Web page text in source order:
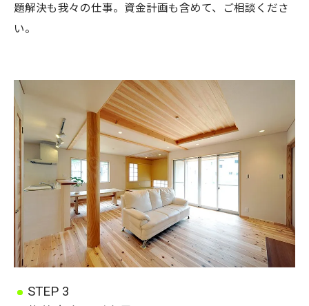
題解決も我々の仕事。資金計画も含めて、ご相談くださ
い。
STEP 3